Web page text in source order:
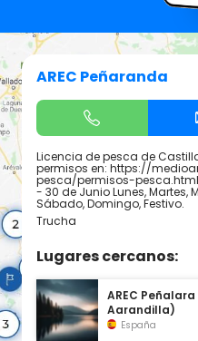
AREC Peñaranda
Licencia de pesca de
permisos en: https://
pesca/permisos-pesca.html
- 30 de Junio Lunes, Martes,
Sábado, Domingo, Festivo.
Trucha
Lugares cercanos:
AREC Peñalara
Aarandilla)
España